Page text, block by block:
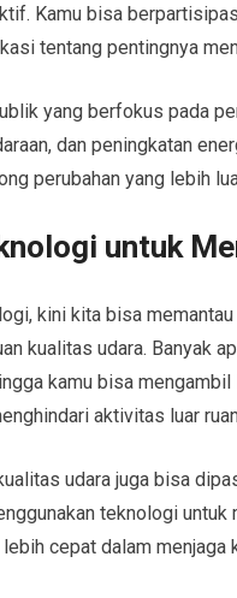
Kamu bisa
tentang pentingnya
yang berfokus pada
dan peningkatan
perubahan yang lebih
untuk
kini kita bisa
kualitas udara. Banyak
kamu bisa
aktivitas luar
udara juga bisa
teknologi
cepat dalam menjaga